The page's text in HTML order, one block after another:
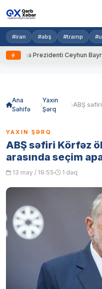
#iran #abş #tramp
Prezidenti Ceyhun
Ana
Səhifə
Yaxın
Şərq
YAXIN ŞƏRQ
ABŞ səfiri Körfəz
arasında seçim
13 may / 19:55 1 dəq